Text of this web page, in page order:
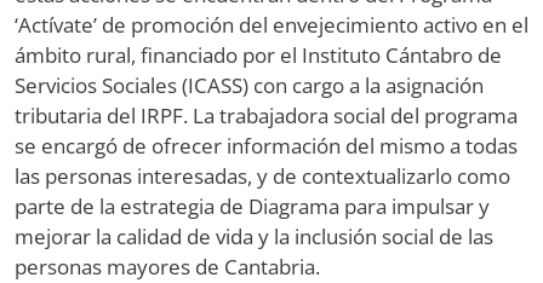
‘Actívate’ de promoción del envejecimiento activo en el
ámbito rural, financiado por el Instituto Cántabro de
Servicios Sociales (ICASS) con cargo a la asignación
tributaria del IRPF. La trabajadora social del programa
se encargó de ofrecer información del mismo a todas
las personas interesadas, y de contextualizarlo como
parte de la estrategia de Diagrama para impulsar y
mejorar la calidad de vida y la inclusión social de las
personas mayores de Cantabria.